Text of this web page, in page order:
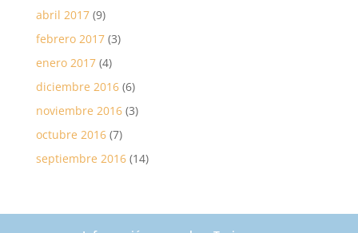
abril 2017(9)
febrero 2017(3)
enero 2017(4)
diciembre 2016(6)
noviembre 2016(3)
octubre 2016(7)
septiembre 2016(14)